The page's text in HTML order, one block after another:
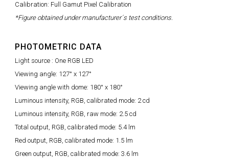
Calibration: Full Gamut Pixel Calibration
*Figure obtained under manufacturer´s test conditions.
PHOTOMETRIC DATA
Light source : One RGB LED
Viewing angle: 127° x 127°
Viewing angle with dome: 180° x 180°
Luminous intensity, RGB, calibrated mode: 2 cd
Luminous intensity, RGB, raw mode: 2.5 cd
Total output, RGB, calibrated mode: 5.4 lm
Red output, RGB, calibrated mode: 1.5 lm
Green output, RGB, calibrated mode: 3.6 lm